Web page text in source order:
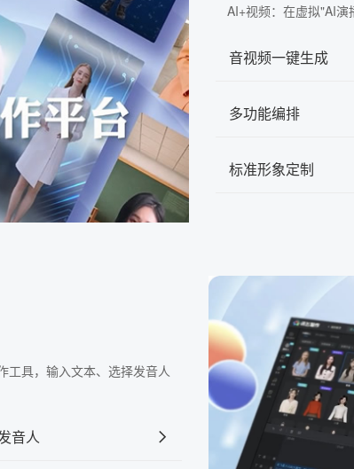
AI+视频：在虚拟"AI
音视频一键生成
多功能编排
标准形象定制
工具，输入文本、选择发音人
音人